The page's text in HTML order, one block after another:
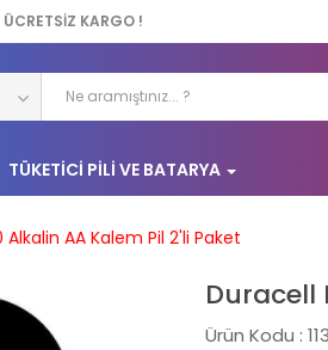
KARGO !
TÜKETICI PILI VE BATARYA
Alkalin AA Kalem Pil 2'li Paket
Duracell
Ürün Kodu :